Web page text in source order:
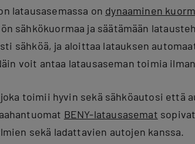
latausasemassa on dynaaminen
sähkökuormaa ja säätämään
sähköä, ja aloittaa latauksen
voit antaa latausaseman toimia
toimii hyvin sekä sähköautosi että
BENY-latausasemat
sekä ladattavien autojen kanssa.